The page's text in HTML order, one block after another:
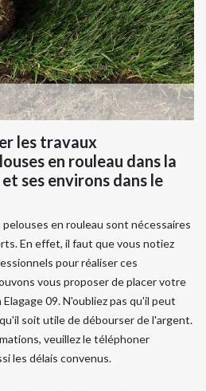
les travaux
en rouleau dans la
ses environs dans le
en rouleau sont nécessaires
En effet, il faut que vous notiez
pour réaliser ces
vous proposer de placer votre
09. N'oubliez pas qu'il peut
soit utile de débourser de l'argent.
veuillez le téléphoner
les délais convenus.